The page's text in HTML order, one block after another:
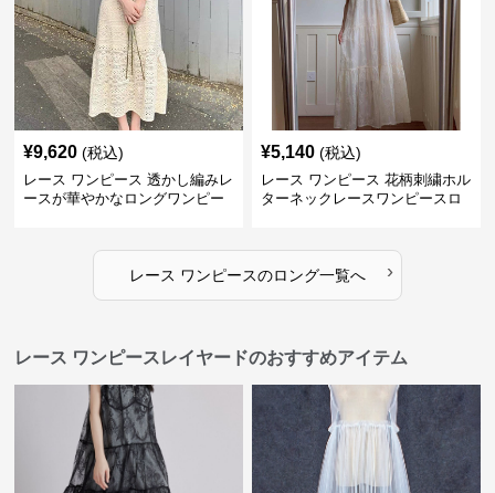
¥9,620 (税込)
レース ワンピース 透かし編みレ
ースが華やかなロングワンピー
¥5,140 (税込)
レース ワンピース 花柄刺繍ホル
ターネックレースワンピースロ
レース ワンピースのロング一覧へ ›
レース ワンピースレイヤードのおすすめアイテム